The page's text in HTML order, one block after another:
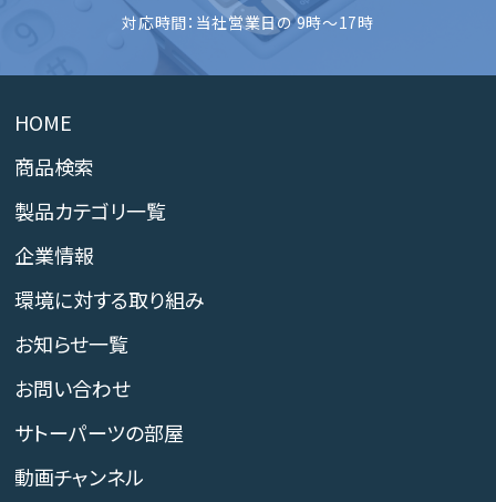
対応時間：当社営業日の 9時～17時
HOME
商品検索
製品カテゴリ一覧
企業情報
環境に対する取り組み
お知らせ一覧
お問い合わせ
サトーパーツの部屋
動画チャンネル